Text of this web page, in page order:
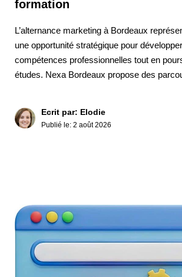
formation
L’alternance marketing à Bordeaux
une opportunité stratégique pour
compétences professionnelles tout en
études. Nexa Bordeaux propose des
Ecrit par: Elodie
Publié le: 2 août 2026